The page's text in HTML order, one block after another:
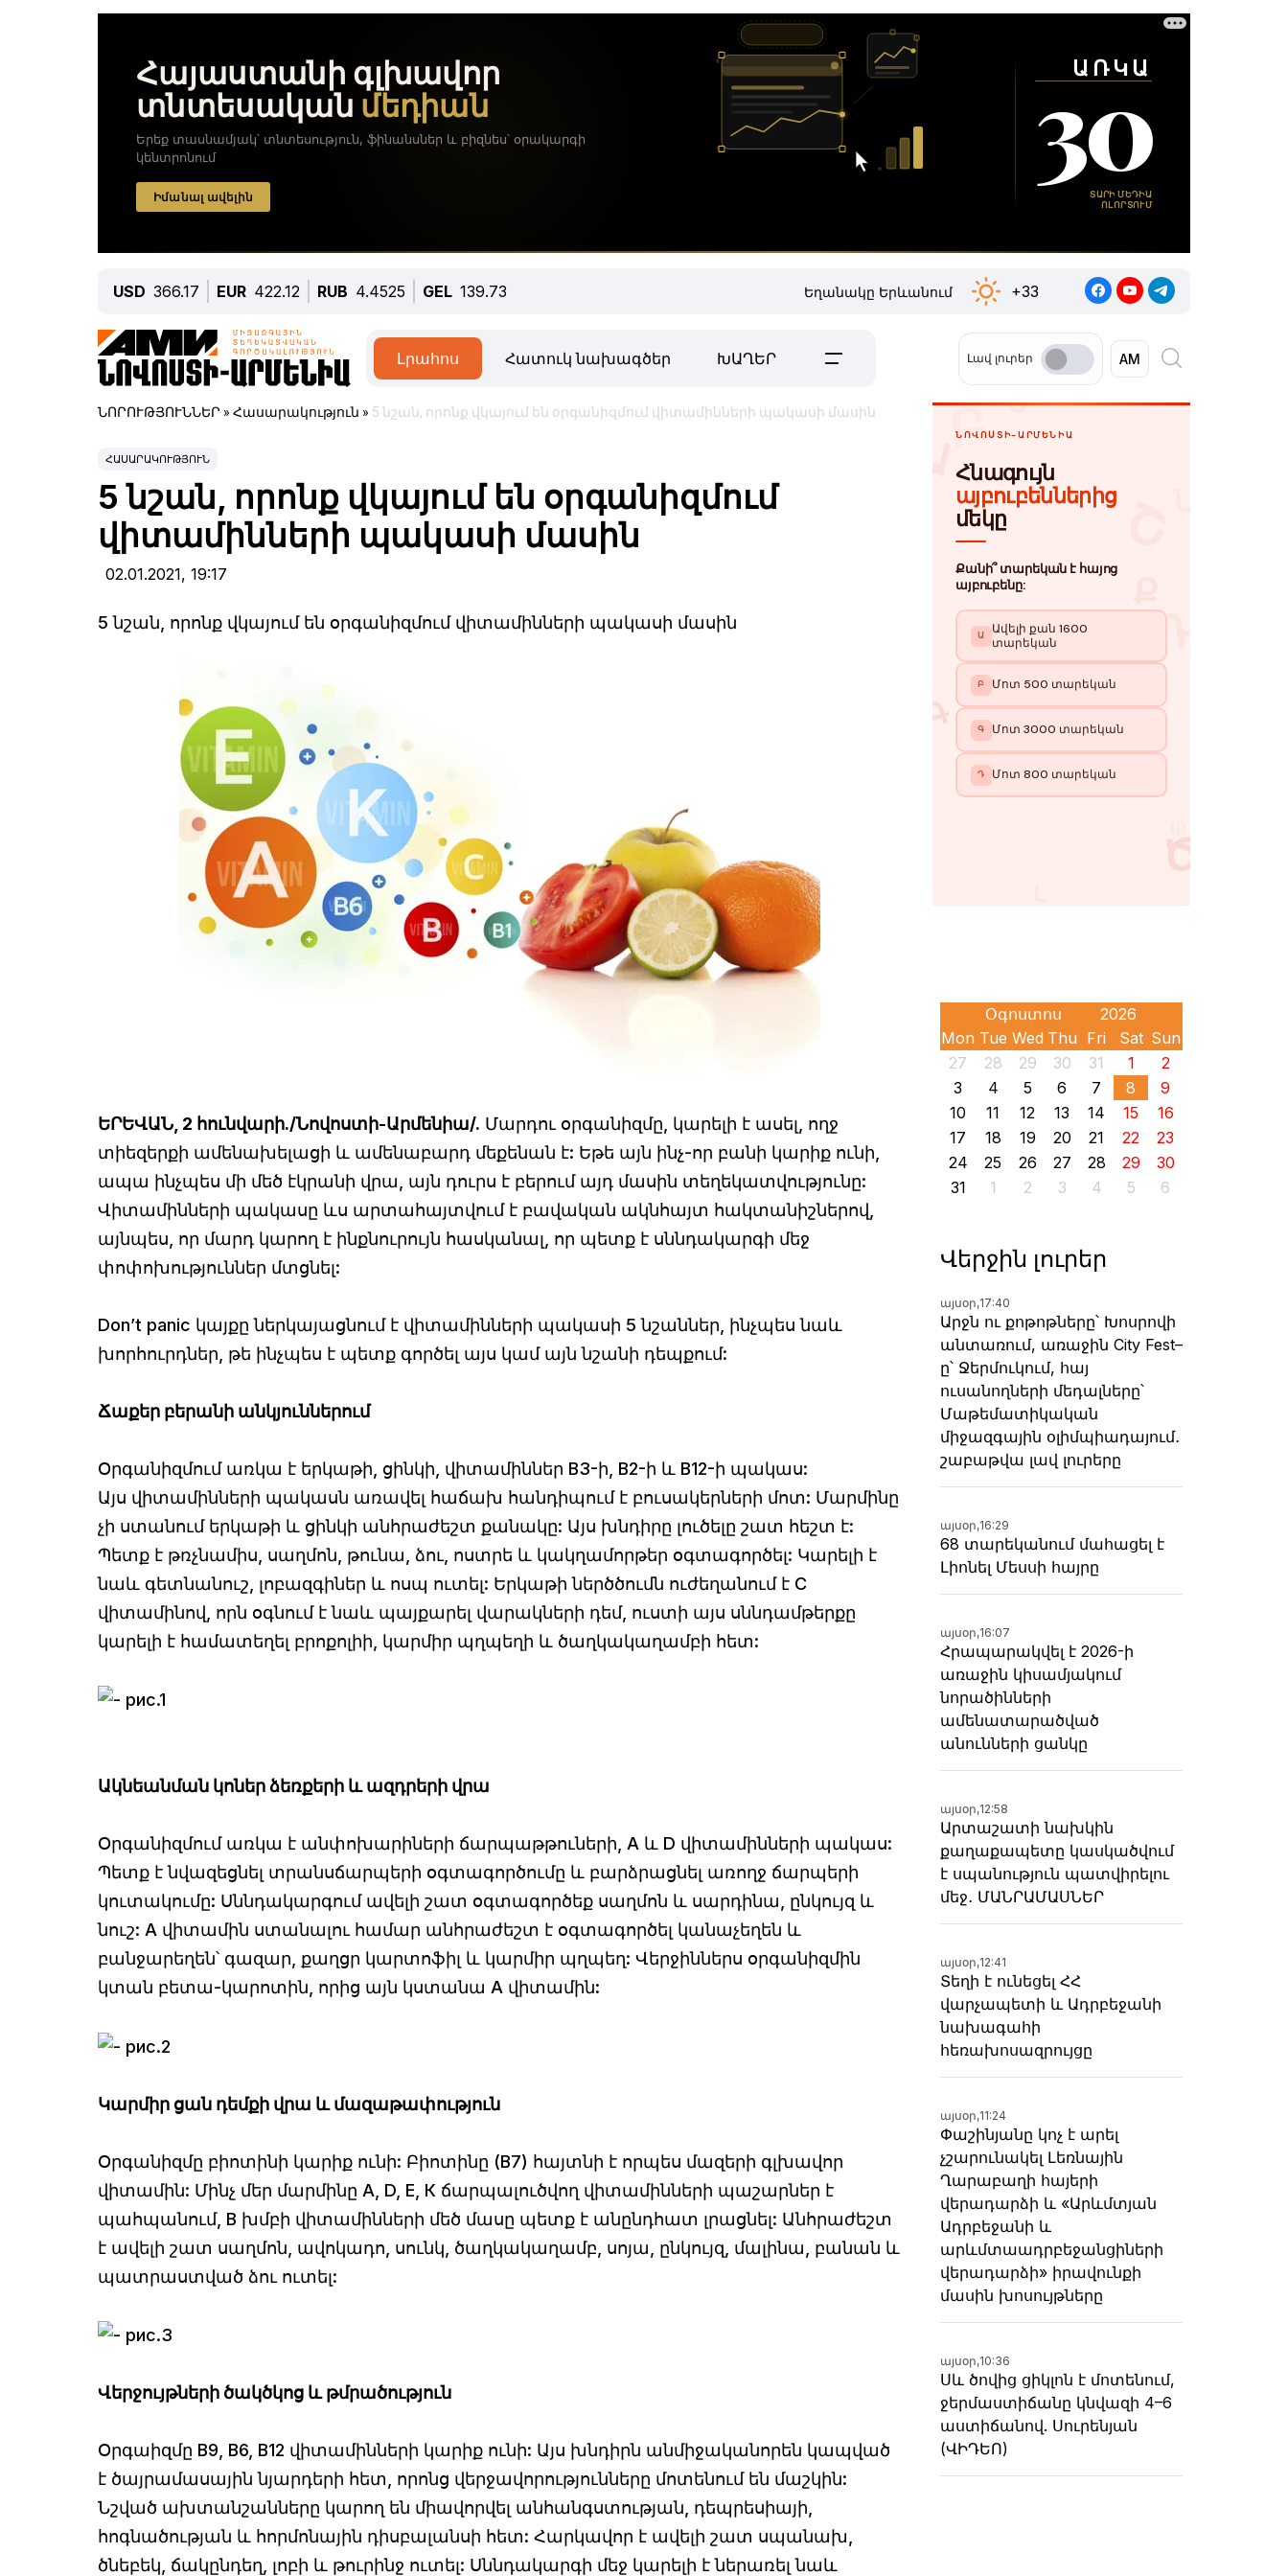
USD 366.17 EUR 422.12 RUB 4.4525 GEL 139.73 Եղանակը Երևանում +33
Լրահոս Հատուկ նախագծեր ԽԱՂԵՐ Լավ լուրեր
ՆՈՐՈՒԹՅՈՒՆՆԵՐ » Հասարակություն » 5 նշան, որոնք վկայում են օրգանիզմում վիտամինների պակասի մասին
ՀԱՍԱՐԱԿՈՒԹՅՈՒՆ
5 նշան, որոնք վկայում են օրգանիզմում
վիտամինների պակասի մասին
02.01.2021, 19:17
5 նշան, որոնք վկայում են օրգանիզմում վիտամինների պակասի մասին
ԵՐԵՎԱՆ, 2 հունվարի./Նովոստի-Արմենիա/. Մարդու օրգանիզմը, կարելի է ասել, ողջ
տիեզերքի ամենախելացի և ամենաբարդ մեքենան է: Եթե այն ինչ-որ բանի կարիք ունի,
ապա ինչպես մի մեծ էկրանի վրա, այն դուրս է բերում այդ մասին տեղեկատվությունը:
Վիտամինների պակասը ևս արտահայտվում է բավական ակնհայտ հակտանիշներով,
այնպես, որ մարդ կարող է ինքնուրույն հասկանալ, որ պետք է սննդակարգի մեջ
փոփոխություններ մտցնել:
Don’t panic կայքը ներկայացնում է վիտամինների պակասի 5 նշաններ, ինչպես նաև
խորհուրդներ, թե ինչպես է պետք գործել այս կամ այն նշանի դեպքում:
Ճաքեր բերանի անկյուններում
Օրգանիզմում առկա է երկաթի, ցինկի, վիտամիններ B3-ի, B2-ի և B12-ի պակաս:
Այս վիտամինների պակասն առավել հաճախ հանդիպում է բուսակերների մոտ: Մարմինը
չի ստանում երկաթի և ցինկի անհրաժեշտ քանակը: Այս խնդիրը լուծելը շատ հեշտ է:
Պետք է թռչնամիս, սաղմոն, թունա, ձու, ոստրե և կակղամորթեր օգտագործել: Կարելի է
նաև գետնանուշ, լոբազգիներ և ոսպ ուտել: Երկաթի ներծծումն ուժեղանում է C
վիտամինով, որն օգնում է նաև պայքարել վարակների դեմ, ուստի այս սննդամթերքը
կարելի է համատեղել բրոքոլիի, կարմիր պղպեղի և ծաղկակաղամբի հետ:
Ակնեանման կոներ ձեռքերի և ազդրերի վրա
Օրգանիզմում առկա է անփոխարիների ճարպաթթուների, A և D վիտամինների պակաս:
Պետք է նվազեցնել տրանսճարպերի օգտագործումը և բարձրացնել առողջ ճարպերի
կուտակումը: Սննդակարգում ավելի շատ օգտագործեք սաղմոն և սարդինա, ընկույզ և
նուշ: A վիտամին ստանալու համար անհրաժեշտ է օգտագործել կանաչեղեն և
բանջարեղեն՝ գազար, քաղցր կարտոֆիլ և կարմիր պղպեղ: Վերջիններս օրգանիզմին
կտան բետա-կարոտին, որից այն կստանա A վիտամին:
Կարմիր ցան դեմքի վրա և մազաթափություն
Օրգանիզմը բիոտինի կարիք ունի: Բիոտինը (В7) հայտնի է որպես մազերի գլխավոր
վիտամին: Մինչ մեր մարմինը А, D, Е, К ճարպալուծվող վիտամինների պաշարներ է
պահպանում, В խմբի վիտամինների մեծ մասը պետք է անընդհատ լրացնել: Անհրաժեշտ
է ավելի շատ սաղմոն, ավոկադո, սունկ, ծաղկակաղամբ, սոյա, ընկույզ, մալինա, բանան և
պատրաստված ձու ուտել:
Վերջույթների ծակծկոց և թմրածություն
Օրգաիզմը B9, В6, В12 վիտամինների կարիք ունի: Այս խնդիրն անմիջականորեն կապված
է ծայրամասային նյարդերի հետ, որոնց վերջավորությունները մոտենում են մաշկին:
Նշված ախտանշանները կարող են միավորվել անհանգստության, դեպրեսիայի,
հոգնածության և հորմոնային դիսբալանսի հետ: Հարկավոր է ավելի շատ սպանախ,
ծնեբեկ, ճակընդեղ, լոբի և թուրինջ ուտել: Սննդակարգի մեջ կարելի է ներառել նաև
Mon Tue Wed Thu Fri Sat Sun
27
28 29 30 31 1
2
3
4 5 6 7 8
9
10
11 12 13 14 15
16
17
18 19 20 21 22
23
24
25 26 27 28 29
30
31
1 2 3 4 5 6
Վերջին լուրեր
այսօր,17:40
Արջն ու քոթոթները՝ Խոսրովի
անտառում, առաջին City Fest–
ը՝ Ջերմուկում, հայ
ուսանողների մեդալները՝
Մաթեմատիկական
միջազգային օլիմպիադայում․
շաբաթվա լավ լուրերը
այսօր,16:29
68 տարեկանում մահացել է
Լիոնել Մեսսի հայրը
այսօր,16:07
Հրապարակվել է 2026-ի
առաջին կիսամյակում
նորածինների
ամենատարածված
անունների ցանկը
այսօր,12:58
Արտաշատի նախկին
քաղաքապետը կասկածվում
է սպանություն պատվիրելու
մեջ․ ՄԱՆՐԱՄԱՍՆԵՐ
այսօր,12:41
Տեղի է ունեցել ՀՀ
վարչապետի և Ադրբեջանի
նախագահի
հեռախոսազրույցը
այսօր,11:24
Փաշինյանը կոչ է արել
չշարունակել Լեռնային
Ղարաբաղի հայերի
վերադարձի և «Արևմտյան
Ադրբեջանի և
արևմտաադրբեջանցիների
վերադարձի» իրավունքի
մասին խոսույթները
այսօր,10:36
Սև ծովից ցիկլոն է մոտենում,
ջերմաստիճանը կնվազի 4–6
աստիճանով. Սուրենյան
(ՎԻԴԵՈ)